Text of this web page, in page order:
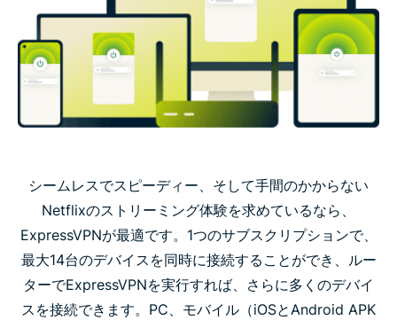
シームレスでスピーディー、そして手間のかからない
Netflixのストリーミング体験を求めているなら、
ExpressVPNが最適です。1つのサブスクリプションで、
最大14台のデバイスを同時に接続することができ、ルー
ターでExpressVPNを実行すれば、さらに多くのデバイ
スを接続できます。PC、モバイル（iOSとAndroid APK